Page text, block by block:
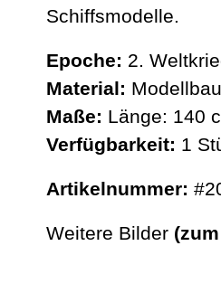
Schiffsmodelle.
Epoche: 2.
Material:
Maße: Länge: 140
Verfügbarkeit: 1
Artikelnummer:
Weitere Bilder